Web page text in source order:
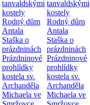
tanvaldskými
kostely
Rodný dům
Antala
Staška o
prázdninách
Prázdninové
prohlídky
kostela sv.
Archanděla
Michaela ve
tanvaldskými
kostely
Rodný dům
Antala
Staška o
prázdninách
Prázdninové
prohlídky
kostela sv.
Archanděla
Michaela ve